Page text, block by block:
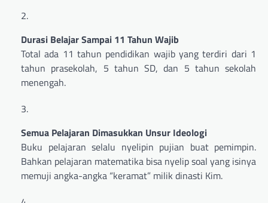
Durasi Belajar Sampai 11 Tahun Wajib
Total ada 11 tahun pendidikan wajib yang terdiri dari 1
tahun prasekolah, 5 tahun SD, dan 5 tahun sekolah
menengah.
Semua Pelajaran Dimasukkan Unsur Ideologi
Buku pelajaran selalu nyelipin pujian buat pemimpin.
Bahkan pelajaran matematika bisa nyelip soal yang isinya
memuji angka-angka “keramat” milik dinasti Kim.